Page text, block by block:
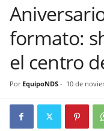
formato:
el centro
Por EquipoNDS- 10 de